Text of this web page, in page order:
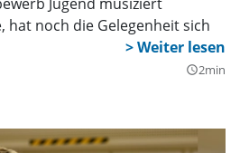
hat noch die Gelegenheit sich
query_builder2min